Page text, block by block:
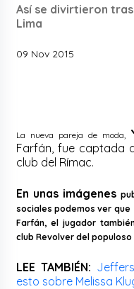
Así se divirtieron
Lima
09 Nov 2015
La nueva pareja de moda,
Farfán, fue captada
club del Rímac.
En unas imágenes
sociales podemos ver que
Farfán, el jugador
club Revolver del
LEE TAMBIÉN:
esto sobre Melissa